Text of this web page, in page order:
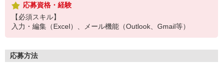
応募資格・経験
【必須スキル】
入力・編集（Excel）、メール機能（Outlook、Gmail等）
応募方法